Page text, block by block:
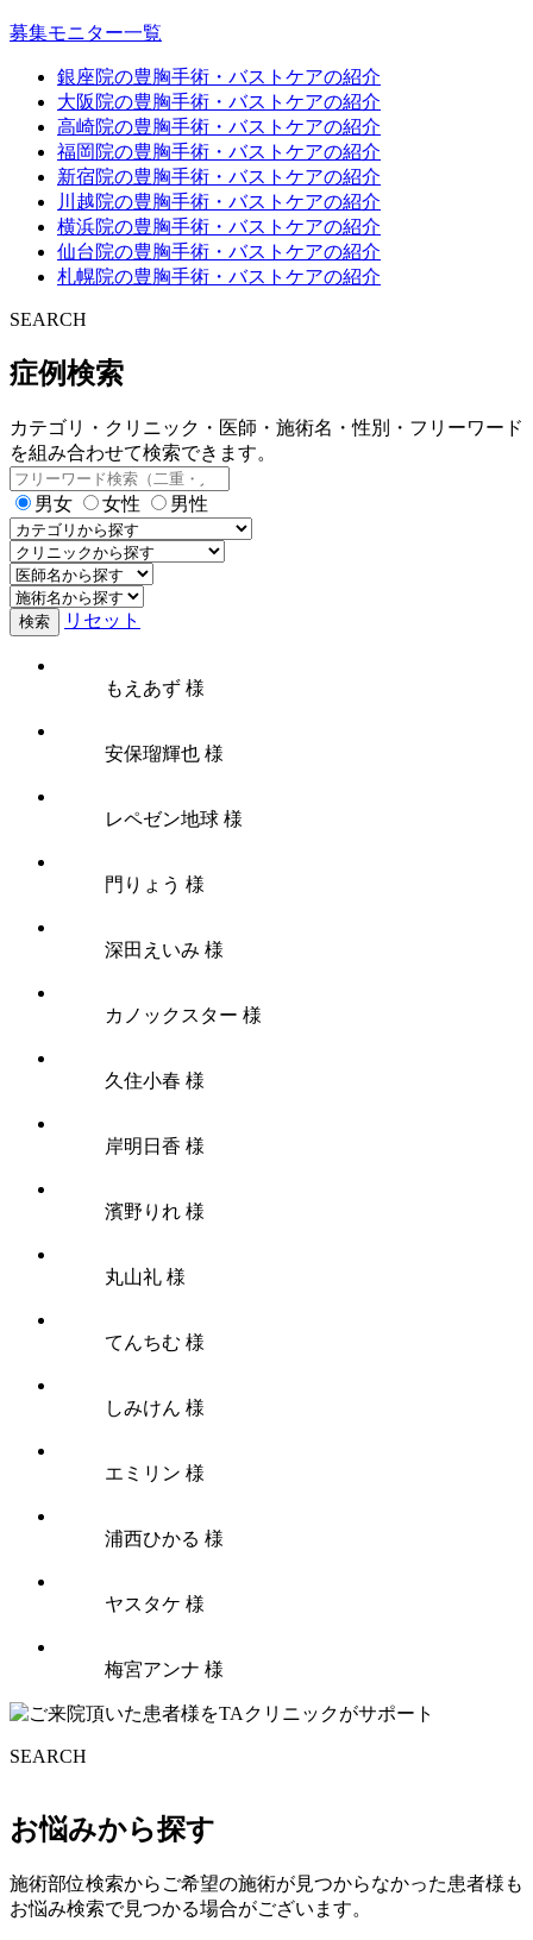
募集モニター一覧
銀座院の豊胸手術・バストケアの紹介
大阪院の豊胸手術・バストケアの紹介
高崎院の豊胸手術・バストケアの紹介
福岡院の豊胸手術・バストケアの紹介
新宿院の豊胸手術・バストケアの紹介
川越院の豊胸手術・バストケアの紹介
横浜院の豊胸手術・バストケアの紹介
仙台院の豊胸手術・バストケアの紹介
札幌院の豊胸手術・バストケアの紹介
SEARCH
症例検索
カテゴリ・クリニック・医師・施術名・性別・フリーワード
を組み合わせて検索できます。
男女 女性 男性
検索 リセット
もえあず 様
安保瑠輝也 様
レペゼン地球 様
門りょう 様
深田えいみ 様
カノックスター 様
久住小春 様
岸明日香 様
濱野りれ 様
丸山礼 様
てんちむ 様
しみけん 様
エミリン 様
浦西ひかる 様
ヤスタケ 様
梅宮アンナ 様
SEARCH
お悩みから探す
施術部位検索からご希望の施術が見つからなかった患者様も
お悩み検索で見つかる場合がございます。